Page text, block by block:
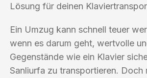
Lösung für deinen
Ein Umzug kann schnell teuer
wenn es darum geht, wertvolle
Gegenstände wie ein Klavier
Sanliurfa zu transportieren. Doch